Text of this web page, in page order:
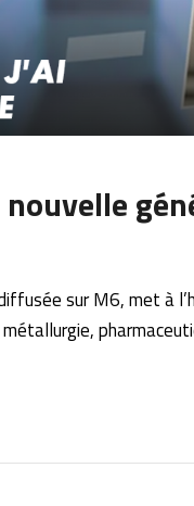
sur M6, met à